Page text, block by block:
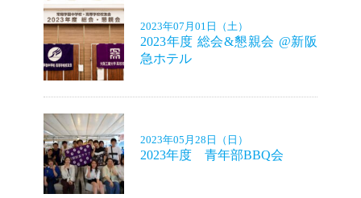
2023年07月01日（土）
2023年度 総会&懇親会 @新阪
急ホテル
2023年05月28日（日）
2023年度 青年部BBQ会